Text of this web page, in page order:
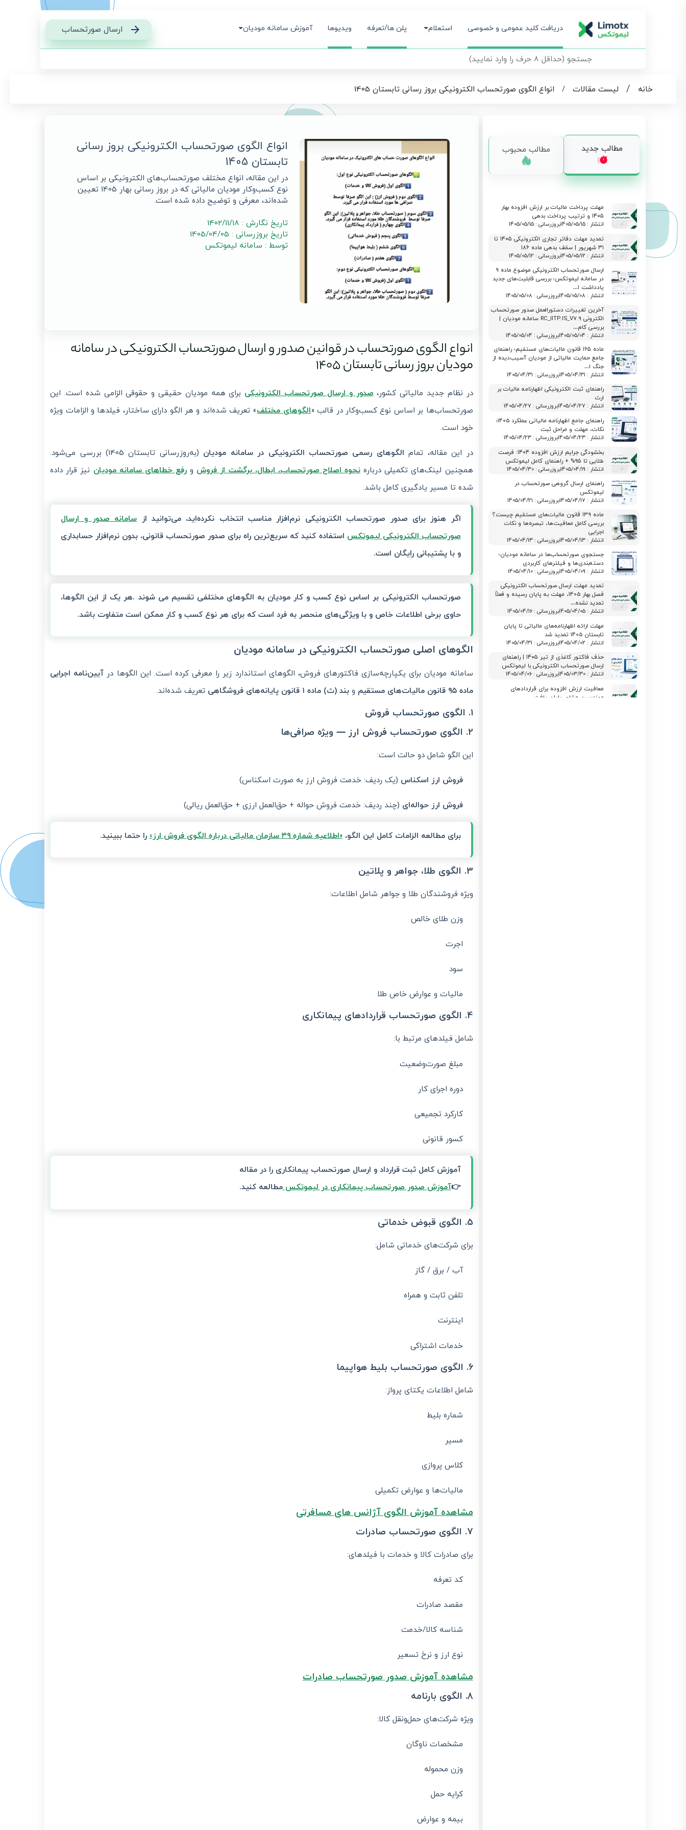
ارسال صورتحساب دریافت کلید عمومی و خصوصی استعلام پلن ها/تعرفه ویدیوها آموزش سامانه مودیان
خانه / لیست مقالات / انواع الگوی صورتحساب الکترونیکی بروز رسانی تابستان 1405
انواع الگوی صورتحساب الکترونیکی بروز رسانی
تابستان 1405
در این مقاله، انواع مختلف صورتحساب‌های الکترونیکی بر اساس
نوع کسب‌وکار مودیان مالیاتی که در بروز رسانی بهار 1405 تعیین
شده‌اند، معرفی و توضیح داده شده است.
تاریخ نگارش : 1402/11/18
تاریخ بروزرسانی : 1405/04/05
توسط : سامانه لیموتکس
انواع الگوی صورتحساب در قوانین صدور و ارسال صورتحساب الکترونیکی در سامانه
مودیان بروز رسانی تابستان 1405
در نظام جدید مالیاتی کشور،صدور و ارسال صورتحساب الکترونیکی برای همه مودیان حقیقی و حقوقی الزامی شده است. این
صورتحساب‌ها بر اساس نوع کسب‌وکار در قالب «الگوهای مختلف» تعریف شده‌اند و هر الگو دارای ساختار، فیلدها و الزامات ویژه
خود است.
در این مقاله، تمام الگوهای رسمی صورتحساب الکترونیکی در سامانه مودیان
(به‌روزرسانی تابستان 1405) بررسی می‌شود.
همچنین لینک‌های تکمیلی درباره نحوه اصلاح صورتحساب، ابطال، برگشت از فروش و رفع خطاهای سامانه مودیان نیز قرار داده
شده تا مسیر یادگیری کامل باشد.
اگر هنوز برای صدور صورتحساب الکترونیکی نرم‌افزار مناسب انتخاب نکرده‌اید، می‌توانید ازسامانه صدور و ارسال
صورتحساب الکترونیکی لیموتکس استفاده کنید که سریع‌ترین راه برای صدور صورتحساب قانونی، بدون نرم‌افزار حسابداری
و با پشتیبانی رایگان است.
صورتحساب الکترونیکی بر اساس نوع کسب و کار مودیان به الگوهای مختلفی تقسیم می شوند .هر یک از این الگوها،
حاوی برخی اطلاعات خاص و با ویژگی‌های منحصر به فرد است که برای هر نوع کسب و کار ممکن است متفاوت باشد.
الگوهای اصلی صورتحساب الکترونیکی در سامانه مودیان
سامانه مودیان برای یکپارچه‌سازی فاکتورهای فروش، الگوهای استاندارد زیر را معرفی کرده است. این الگوها در آیین‌نامه اجرایی
ماده ۹۵ قانون مالیات‌های مستقیم
وبند (ث) ماده ۱ قانون پایانه‌های فروشگاهی تعریف شده‌اند.
۱. الگوی صورتحساب فروش
2. الگوی صورتحساب فروش ارز — ویژه صرافی‌ها
این الگو شامل دو حالت است:
فروش ارز اسکناس (یک ردیف: خدمت فروش ارز به صورت اسکناس)
فروش ارز حواله‌ای (چند ردیف: خدمت فروش حواله + حق‌العمل ارزی + حق‌العمل ریالی)
برای مطالعه الزامات کامل این الگو،«اطلاعیه شماره ۳۹ سازمان مالیاتی درباره الگوی فروش ارز» را حتما ببینید.
3. الگوی طلا، جواهر و پلاتین
ویژه فروشندگان طلا و جواهر شامل اطلاعات:
وزن طلای خالص
اجرت
سود
مالیات و عوارض خاص طلا
4. الگوی صورتحساب قراردادهای پیمانکاری
شامل فیلدهای مرتبط با:
مبلغ صورت‌وضعیت
دوره اجرای کار
کارکرد تجمیعی
کسور قانونی
آموزش کامل ثبت قرارداد و ارسال صورتحساب پیمانکاری را در مقاله
👉آموزش صدور صورتحساب پیمانکاری در لیموتکسمطالعه کنید.
5. الگوی قبوض خدماتی
برای شرکت‌های خدماتی شامل:
آب / برق / گاز
تلفن ثابت و همراه
اینترنت
خدمات اشتراکی
6. الگوی صورتحساب بلیط هواپیما
شامل اطلاعات یکتای پرواز:
شماره بلیط
مسیر
کلاس پروازی
مالیات‌ها و عوارض تکمیلی
مشاهده آموزش الگوی آژانس های مسافرتی
7. الگوی صورتحساب صادرات
برای صادرات کالا و خدمات با فیلدهای:
کد تعرفه
مقصد صادرات
شناسه کالا/خدمت
نوع ارز و نرخ تسعیر
مشاهده آموزش صدور صورتحساب صادرات
8. الگوی بارنامه
ویژه شرکت‌های حمل‌ونقل کالا:
مشخصات ناوگان
وزن محموله
کرایه حمل
بیمه و عوارض
مطالب محبوب مطالب جدید
مهلت پرداخت مالیات بر ارزش افزوده بهار
۱۴۰۵ و ترتیب پرداخت بدهی
انتشار : 1405/05/15 بروزرسانی : 1405/05/15
تمدید مهلت دفاتر تجاری الکترونیکی ۱۴۰۵ تا
۳۱ شهریور | سقف بدهی ماده ۱۸۶
انتشار : 1405/05/12 بروزرسانی : 1405/05/12
ارسال صورتحساب الکترونیکی موضوع ماده ۹
در سامانه لیموتکس؛ بررسی قابلیت‌های جدید
یادداشت ۱…
انتشار : 1405/05/08 بروزرسانی : 1405/05/08
آخرین تغییرات دستورالعمل صدور صورتحساب
الکترونی RC_IITP.IS_V7.9 سامانه مودیان |
بررسی کام…
انتشار : 1405/05/04 بروزرسانی : 1405/05/04
ماده ۱۶۵ قانون مالیات‌های مستقیم؛ راهنمای
جامع حمایت مالیاتی از مودیان آسیب‌دیده از
جنگ ا…
انتشار : 1405/04/31 بروزرسانی : 1405/04/31
راهنمای ثبت الکترونیکی اظهارنامه مالیات بر
ارث
انتشار : 1405/04/27 بروزرسانی : 1405/04/27
راهنمای جامع اظهارنامه مالیاتی عملکرد 1405؛
نکات، مهلت و مراحل ثبت
انتشار : 1405/04/23 بروزرسانی : 1405/04/23
بخشودگی جرایم ارزش افزوده ۱۴۰۴: فرصت
طلایی تا ۹۵% + راهنمای کامل لیموتکس
انتشار : 1405/04/19 بروزرسانی : 1405/04/30
راهنمای ارسال گروهی صورتحساب در
لیموتکس
انتشار : 1405/04/17 بروزرسانی : 1405/04/21
ماده ۱۳۹ قانون مالیات‌های مستقیم چیست؟
بررسی کامل معافیت‌ها، تبصره‌ها و نکات
اجرایی
انتشار : 1405/04/13 بروزرسانی : 1405/04/13
جستجوی صورتحساب‌ها در سامانه مودیان؛
دسته‌بندی‌ها و فیلترهای کاربردی
انتشار : 1405/04/09 بروزرسانی : 1405/04/10
تمدید مهلت ارسال صورتحساب الکترونیکی
فصل بهار 1405، مهلت به پایان رسیده و فعلاً
تمدید نشده…
انتشار : 1405/04/05 بروزرسانی : 1405/04/16
مهلت ارائه اظهارنامه‌های مالیاتی تا پایان
تابستان 1405 تمدید شد
انتشار : 1405/04/02 بروزرسانی : 1405/04/31
حذف فاکتور کاغذی از تیر ۱۴۰۵ | راهنمای
ارسال صورتحساب الکترونیکی با لیموتکس
انتشار : 1405/03/30 بروزرسانی : 1405/04/06
معافیت ارزش افزوده برای قراردادهای
مهندسین مشاور پایان یافت